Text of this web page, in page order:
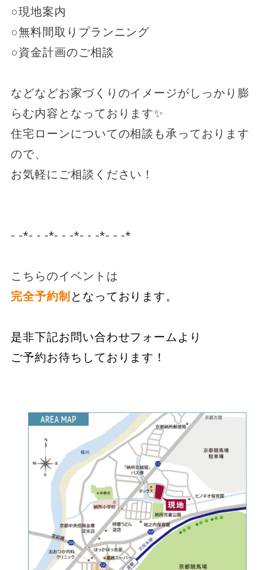
○現地案内
○無料間取りプランニング
○資金計画のご相談
などなどお家づくりのイメージがしっかり膨
らむ内容となっております✨
住宅ローンについての相談も承っております
ので、
お気軽にご相談ください！
- -*- - -*- - -*- - -*- - -*
こちらのイベントは
完全予約制となっております。
是非下記お問い合わせフォームより
ご予約お待ちしております！